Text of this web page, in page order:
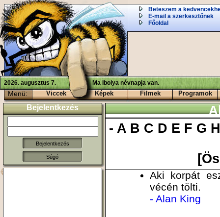
Beteszem a
E-mail a szerkesztőnek
Főoldal
2026. augusztus 7. Ma Ibolya névnapja van.
Menü: Viccek Képek Filmek Programok
Bejelentkezés
Súgó
-A B C D E F G
Aki korpát
vécén tölti.
- Alan King